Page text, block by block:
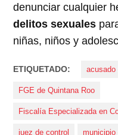
denunciar cualquier
delitos sexuales
niñas, niños y
ETIQUETADO: acusado
FGE de Quintana Roo
Fiscalía Especializada en
juez de control municipio